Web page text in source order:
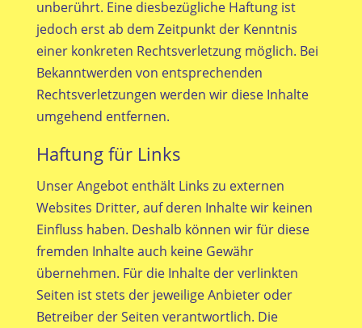
unberührt. Eine diesbezügliche Haftung ist
jedoch erst ab dem Zeitpunkt der Kenntnis
einer konkreten Rechtsverletzung möglich. Bei
Bekanntwerden von entsprechenden
Rechtsverletzungen werden wir diese Inhalte
umgehend entfernen.
Haftung für Links
Unser Angebot enthält Links zu externen
Websites Dritter, auf deren Inhalte wir keinen
Einfluss haben. Deshalb können wir für diese
fremden Inhalte auch keine Gewähr
übernehmen. Für die Inhalte der verlinkten
Seiten ist stets der jeweilige Anbieter oder
Betreiber der Seiten verantwortlich. Die